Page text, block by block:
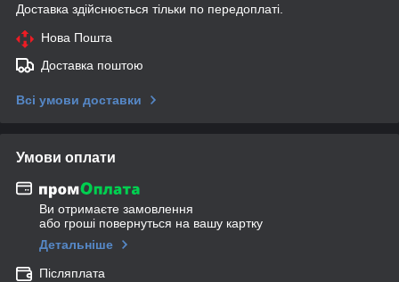
Доставка здійснюється тільки по передоплаті.
Нова Пошта
Доставка поштою
Всі умови доставки
Умови оплати
Ви отримаєте замовлення
або гроші повернуться на вашу картку
Детальніше
Післяплата